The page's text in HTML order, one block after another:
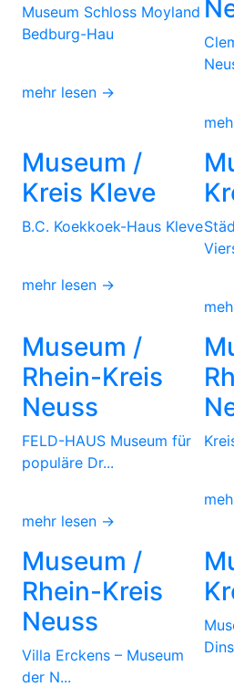
Museum Schloss Moyland
Bedburg-Hau
mehr lesen →
Museum /
Kreis Kleve
B.C. Koekkoek-Haus Kleve
mehr lesen →
Museum /
Rhein-Kreis
Neuss
FELD-HAUS Museum für
populäre Dr...
mehr lesen →
Museum /
Rhein-Kreis
Neuss
Villa Erckens – Museum
der N...